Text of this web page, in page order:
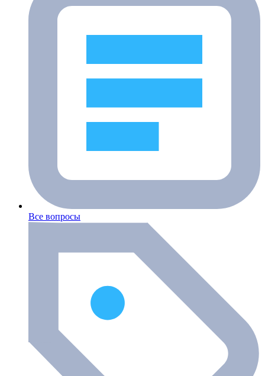
Все вопросы